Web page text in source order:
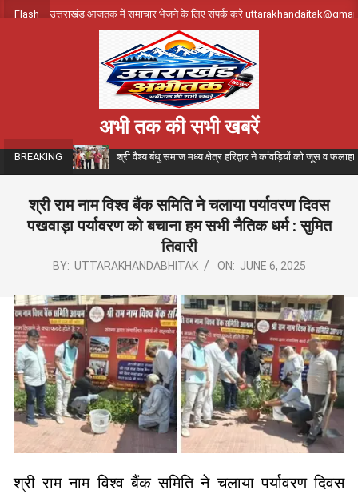
SkipFlash उत्तराखंड आजतक में समाचार भेजने के लिए संपर्क करे
अभी तक की सभी खबरें
BREAKING श्री वैश्य बंधु समाज मध्य क्षेत्र हरिद्वार ने कांवड़ियों को जूस व
श्री राम नाम विश्व बैंक समिति ने चलाया पर्यावरण दिवस
पखवाड़ा पर्यावरण को बचाना हम सभी नैतिक धर्म : सुमित
तिवारी
BY: UTTARAKHANDABHITAK ON: JUNE 6, 2025
श्री राम नाम विश्व बैंक समिति ने चलाया पर्यावरण दिवस